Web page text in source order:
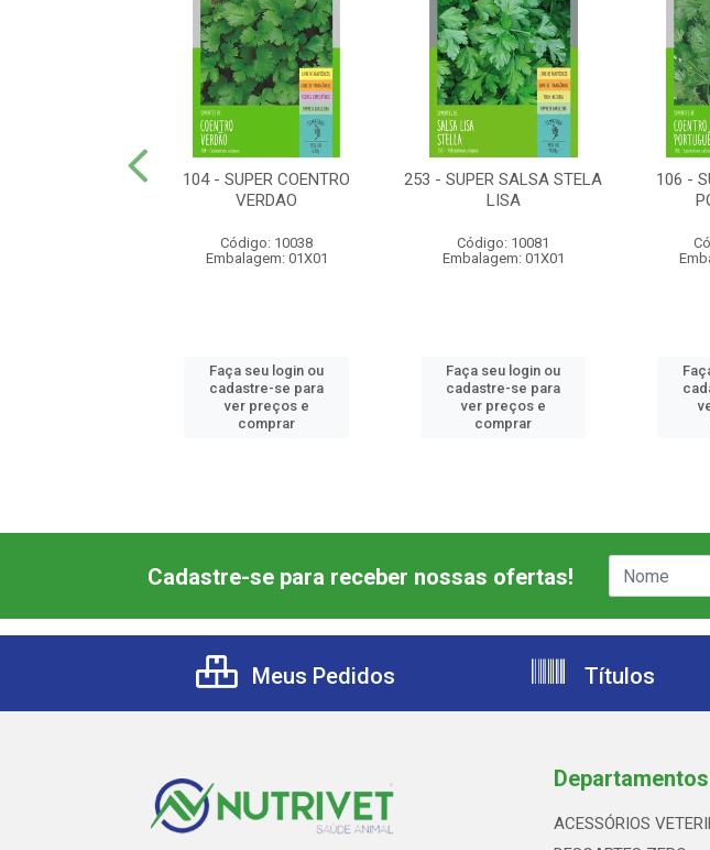
104 - SUPER COENTRO
VERDAO
Código: 10038
Embalagem: 01X01
Faça seu login ou
cadastre-se para
ver preços e
comprar
253 - SUPER SALSA STELA
LISA
Código: 10081
Embalagem: 01X01
Faça seu login ou
cadastre-se para
ver preços e
comprar
106 -
Cadastre-se para receber nossas ofertas!
Meus Pedidos Títulos
Departamentos
ACESSÓRIOS